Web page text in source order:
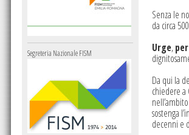
Senza le
da circa
Urge,
Da qui la
chiedere
sostenga
decenni e
Segreteria Nazionale FISM